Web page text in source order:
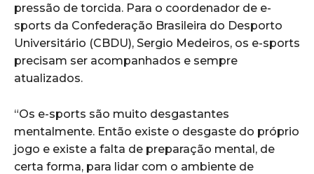
pressão de torcida. Para o coordenador de e-
sports da Confederação Brasileira do Desporto
Universitário (CBDU), Sergio Medeiros, os e-sports
precisam ser acompanhados e sempre
atualizados.
“Os e-sports são muito desgastantes
mentalmente. Então existe o desgaste do próprio
jogo e existe a falta de preparação mental, de
certa forma, para lidar com o ambiente de